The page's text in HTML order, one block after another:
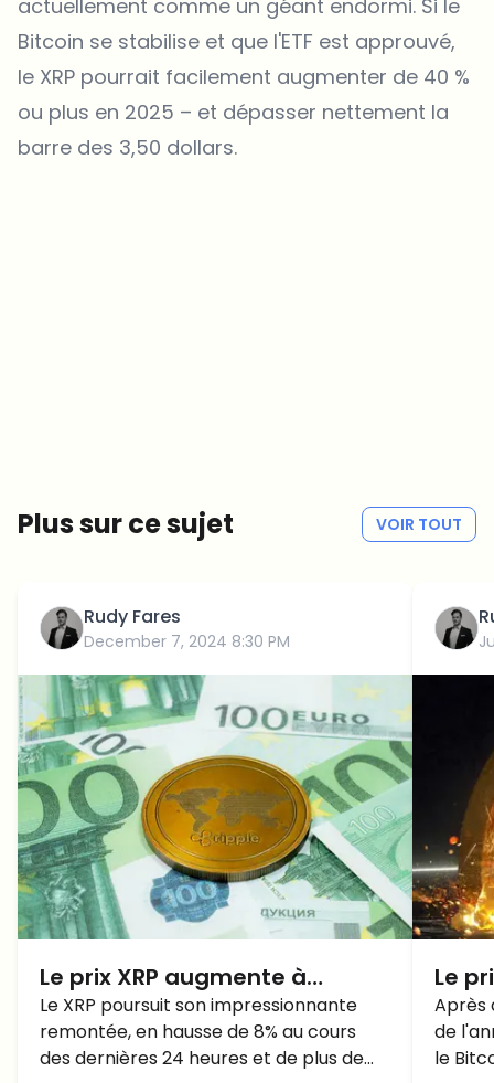
actuellement comme un géant endormi. Si le
Bitcoin se stabilise et que l'ETF est approuvé,
le XRP pourrait facilement augmenter de 40 %
ou plus en 2025 – et dépasser nettement la
barre des 3,50 dollars.
Plus sur ce sujet VOIR TOUT
Rudy Fares
December 7, 2024 8:30 PM
Le prix XRP augmente à
nouveau - atteindra-t-il
bientôt 3 dollars?
Le XRP poursuit son impressionnante
remontée, en hausse de 8% au cours
des dernières 24 heures et de plus de
Le
Après
de
le